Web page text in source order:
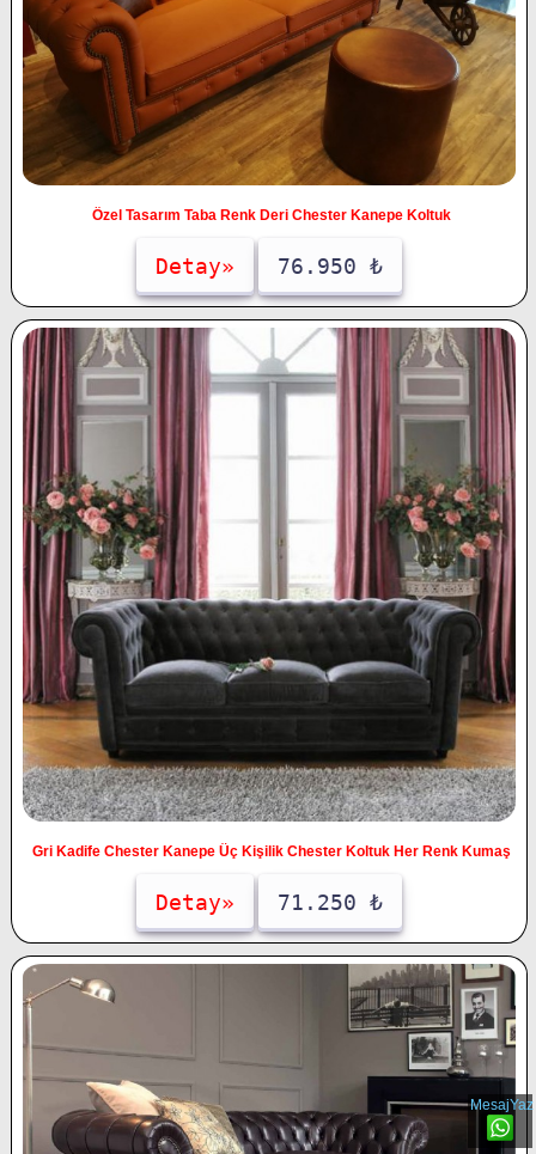
Özel Tasarım Taba Renk Deri Chester Kanepe Koltuk
Detay» 76.950 ₺
Gri Kadife Chester Kanepe Üç Kişilik Chester Koltuk Her Renk Kumaş
Detay» 71.250 ₺
MesajYaz